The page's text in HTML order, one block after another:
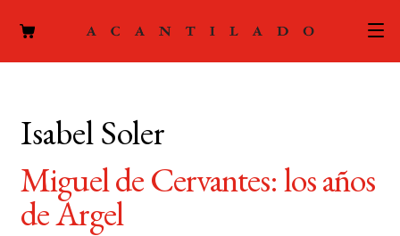
menú
ACTUALIDAD
Isabel Soler
Miguel de Cervantes: los años
de Argel